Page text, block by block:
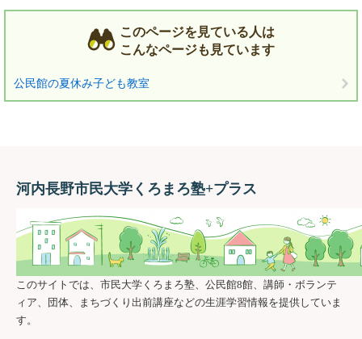
このページを見ている人は
こんなページも見ています
公民館の夏休み子ども教室
河内長野市民大学くろまろ塾+プラス
このサイトでは、市民大学くろまろ塾、公民館8館、講師・ボランテ
ィア、団体、まちづくり出前講座などの生涯学習情報を提供していま
す。